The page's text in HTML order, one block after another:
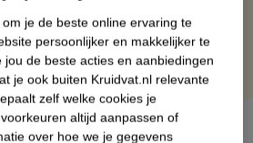
je de beste online ervaring te
persoonlijker en makkelijker te
jou de beste acties en aanbiedingen
je ook buiten Kruidvat.nl relevante
zelf welke cookies je
altijd aanpassen of
over hoe we je gegevens